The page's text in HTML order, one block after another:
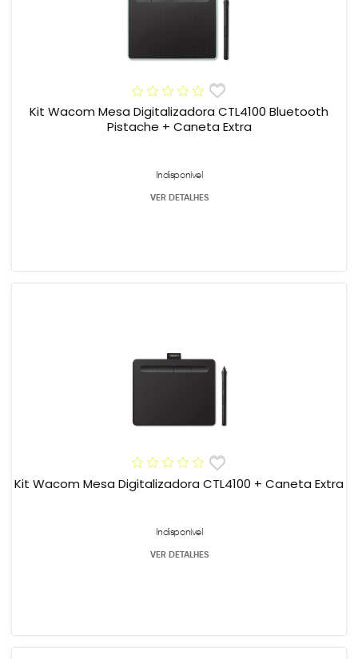
Kit Wacom Mesa Digitalizadora CTL4100 Bluetooth
Pistache + Caneta Extra
Indisponível
VER DETALHES
Kit Wacom Mesa Digitalizadora CTL4100 + Caneta Extra
Indisponível
VER DETALHES